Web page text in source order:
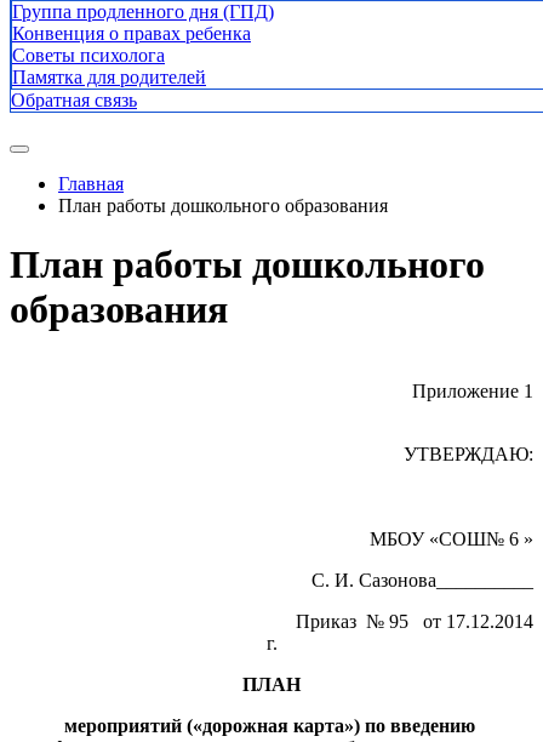
Группа продленного дня (ГПД)
Конвенция о правах ребенка
Советы психолога
Памятка для родителей
Обратная связь
Главная
План работы дошкольного образования
План работы дошкольного
образования
Приложение 1
УТВЕРЖДАЮ:
МБОУ «СОШ№ 6 »
С. И. Сазонова__________
Приказ № 95 от 17.12.2014
г.
ПЛАН
мероприятий («дорожная карта») по введению